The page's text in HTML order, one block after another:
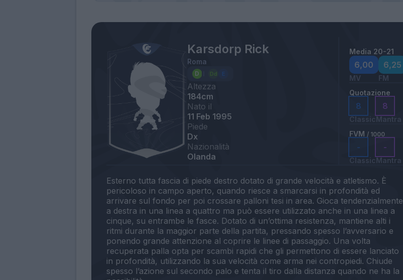
Karsdorp Rick
Roma
Altezza
184cm
Nato il
11 Feb 1995
Piede
Dx
Nazionalità
Olanda
Media 20-21
6,00
MV
6,25
FM
Quotazione
8
Classic
8
Mantra
FVM / 1000
-
Classic
-
Mantra
Esterno tutta fascia di piede destro dotato di grande velocità e atletismo. È
pericoloso in campo aperto, quando riesce a smarcarsi in profondità ed
arrivare sul fondo per poi crossare palloni tesi in area. Gioca tendenzialmente
a destra in una linea a quattro ma può essere utilizzato anche in una linea a
cinque, su entrambe le fasce. Dotato di un’ottima resistenza, mantiene alti i
ritmi durante la maggior parte della partita, pressando spesso l’avversario e
ponendo grande attenzione al coprire le linee di passaggio. Una volta
recuperata palla opta per scambi rapidi che gli permettono di essere lanciato
in profondità, utilizzando la sua velocità come arma nei contropiedi. Chiude
spesso l’azione sul secondo palo e tenta il tiro dalla distanza quando ne ha la